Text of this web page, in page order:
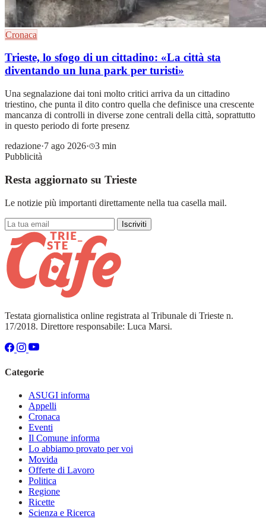
Cronaca
Trieste, lo sfogo di un cittadino: «La città sta
diventando un luna park per turisti»
Una segnalazione dai toni molto critici arriva da un cittadino
triestino, che punta il dito contro quella che definisce una crescente
mancanza di controlli in diverse zone centrali della città, soprattutto
in questo periodo di forte presenz
redazione·7 ago 2026·
3 min
Pubblicità
Resta aggiornato su Trieste
Le notizie più importanti direttamente nella tua casella mail.
Iscriviti
Testata giornalistica online registrata al Tribunale di Trieste n.
17/2018. Direttore responsabile: Luca Marsi.
Categorie
ASUGI informa
Appelli
Cronaca
Eventi
Il Comune informa
Lo abbiamo provato per voi
Movida
Offerte di Lavoro
Politica
Regione
Ricette
Scienza e Ricerca